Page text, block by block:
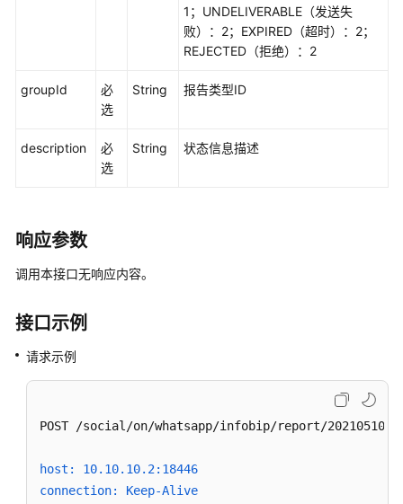
访
接
道
facebook
1；UNDELIVERABLE（发送失
败）：2；EXPIRED（超时）：2；
REJECTED（拒绝）：2
groupId
必
选
String 报告类型ID
description
必
选
String 状态信息描述
响应参数
调用本接口无响应内容。
接口示例
请求示例
POST /social/on/whatsapp/infobip/report/
host: 10.10.10.2:18446
connection: Keep-Alive